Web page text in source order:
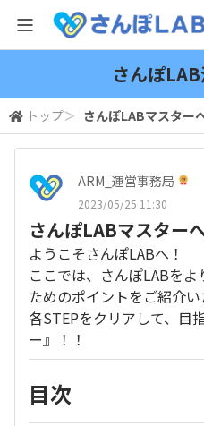
さんぽ
トップ＞ さんぽLABマスター
ARM_運営事務局
2023/05/25 11:30
さんぽLABマスター
ようこそさんぽLABへ！
ここでは、さんぽLABを
ためのポイントをご紹介
各STEPをクリアして、目
ー』！！
目次